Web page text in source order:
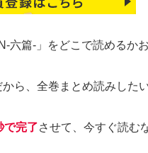
六篇-」をどこで読めるか
から、全巻まとめ読みした
で完了させて、今すぐ読む